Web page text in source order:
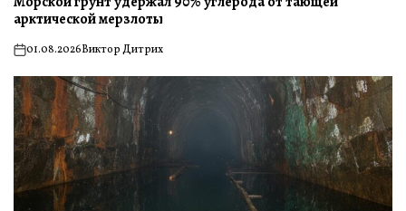
арктической мерзлоты
on01.08.2026Виктор Дитрих